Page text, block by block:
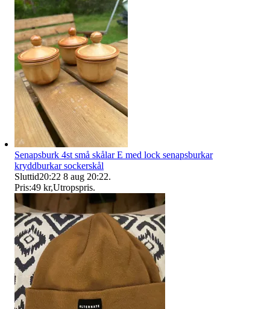
Senapsburk 4st små skålar E med lock senapsburkar
kryddburkar sockerskål
Sluttid20:22 8 aug 20:22.
Pris:49 kr,Utropspris.